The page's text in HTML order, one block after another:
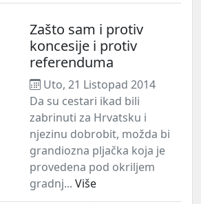
Zašto sam i protiv
koncesije i protiv
referenduma
Uto, 21 Listopad 2014
Da su cestari ikad bili
zabrinuti za Hrvatsku i
njezinu dobrobit, možda bi
grandiozna pljačka koja je
provedena pod okriljem
gradnj... Više